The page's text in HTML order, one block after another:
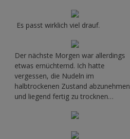
Es passt wirklich viel drauf.
Der nächste Morgen war allerdings
etwas ernüchternd. Ich hatte
vergessen, die Nudeln im
halbtrockenen Zustand abzunehmen
und liegend fertig zu trocknen…